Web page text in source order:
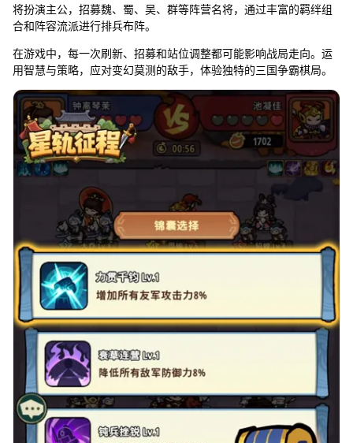
将扮演主公，招募魏、蜀、吴、群等阵营名将，通过丰富的羁绊组
合和阵容流派进行排兵布阵。
在游戏中，每一次刷新、招募和站位调整都可能影响战局走向。运
用智慧与策略，应对变幻莫测的敌手，体验独特的三国争霸棋局。